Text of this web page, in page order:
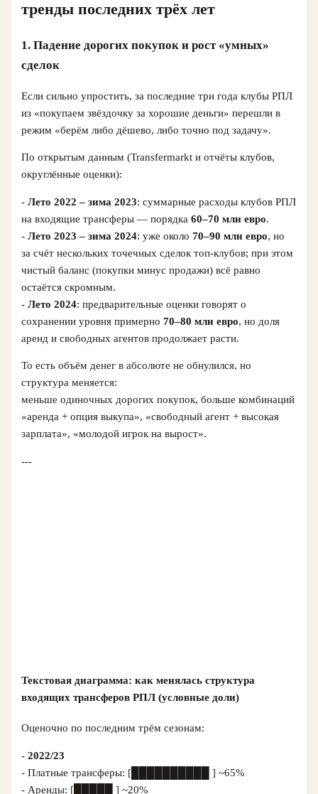
тренды последних трёх лет
1. Падение дорогих покупок и рост «умных»
сделок
Если сильно упростить, за последние три года клубы РПЛ
из «покупаем звёздочку за хорошие деньги» перешли в
режим «берём либо дёшево, либо точно под задачу».
По открытым данным (Transfermarkt и отчёты клубов,
округлённые оценки):
-Лето 2022 – зима 2023: суммарные расходы клубов РПЛ
на входящие трансферы — порядка60–70 млн евро.
-Лето 2023 – зима 2024: уже около70–90 млн евро, но
за счёт нескольких точечных сделок топ-клубов; при этом
чистый баланс (покупки минус продажи) всё равно
остаётся скромным.
-Лето 2024: предварительные оценки говорят о
сохранении уровня примерно70–80 млн евро, но доля
аренд и свободных агентов продолжает расти.
То есть объём денег в абсолюте не обнулился, но
структура меняется:
меньше одиночных дорогих покупок, больше комбинаций
«аренда + опция выкупа», «свободный агент + высокая
зарплата», «молодой игрок на вырост».
---
Текстовая диаграмма: как менялась структура
входящих трансферов РПЛ (условные доли)
Оценочно по последним трём сезонам:
-2022/23
- Платные трансферы: [██████████ ] ~65%
- Аренды: [█████ ] ~20%